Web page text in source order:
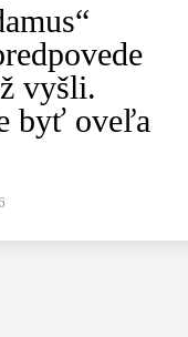
vyšli.
byť oveľa